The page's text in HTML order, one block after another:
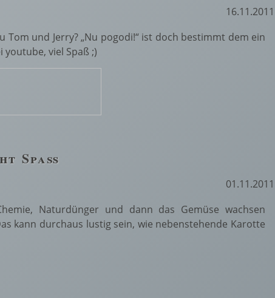
16.11.2011
und Jerry? „Nu pogodi!“ ist doch bestimmt dem ein
viel Spaß ;)
Spaß
01.11.2011
Naturdünger und dann das Gemüse wachsen
kann durchaus lustig sein, wie nebenstehende Karotte